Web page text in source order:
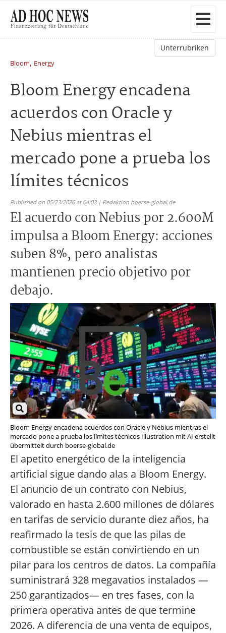
Unterrubriken
Bloom, Energy
Bloom Energy encadena
acuerdos con Oracle y
Nebius mientras el
mercado pone a prueba los
límites técnicos
Published on 05/23/2026 at 04:02 | Redaktion boerse-global.de
El acuerdo con Nebius por 2.600M
impulsa a Bloom Energy: acciones
suben 8%, pero analistas
mantienen precio objetivo por
debajo.
Bloom Energy encadena acuerdos con Oracle y Nebius mientras el
mercado pone a prueba los límites técnicos Illustration mit AI erstellt
übermittelt durch boerse-global.de
El apetito energético de la inteligencia
artificial sigue dando alas a Bloom Energy.
El anuncio de un contrato con Nebius,
valorado en hasta 2.600 millones de dólares
en tarifas de servicio durante diez años, ha
reafirmado la tesis de que las pilas de
combustible se están convirtiendo en un
pilar para los centros de datos. La compañía
suministrará 328 megavatios instalados —
250 garantizados— en tres fases, con la
primera operativa antes de que termine
2026. A diferencia de una venta de equipos,